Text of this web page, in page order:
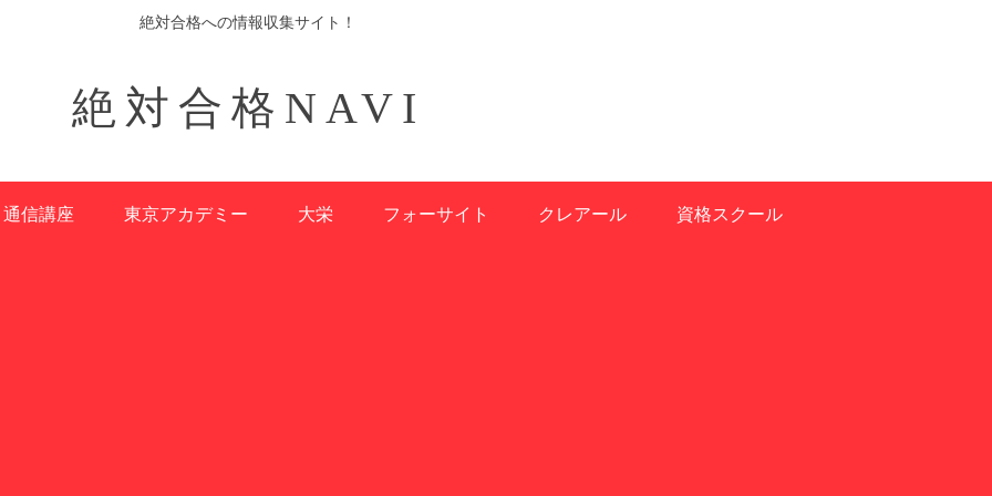
絶対合格への情報収集サイト！
絶対合格NAVI
通信講座 東京アカデミー 大栄 フォーサイト クレアール 資格スクール